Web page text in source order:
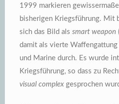
1999 markieren
bisherigen Kriegsführung. Mit
sich das Bild als smart weapon
damit als vierte
und Marine durch. Es wurde
Kriegsführung, so dass zu
visual complex gesprochen